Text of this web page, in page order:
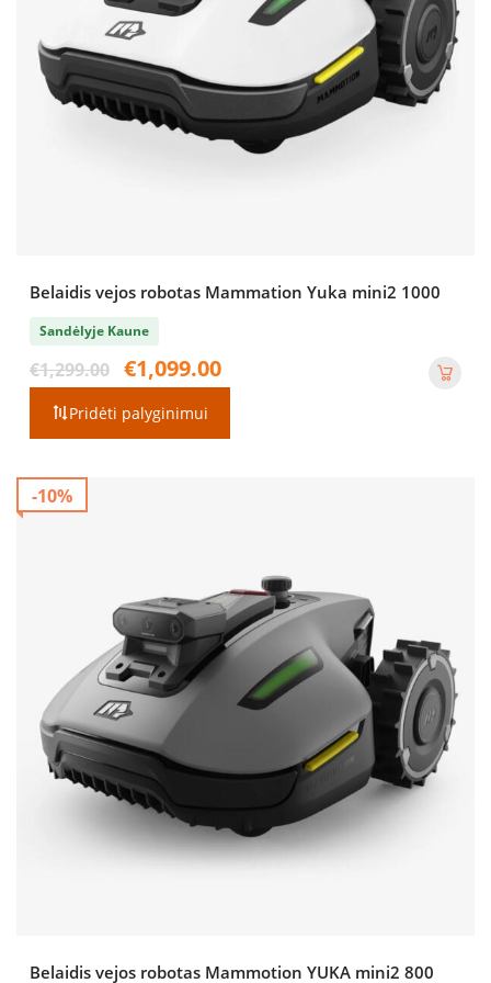
Belaidis vejos robotas Mammation Yuka mini2 1000
Sandėlyje Kaune
€1,299.00
Original
price
was:
€1,299.00.
€1,099.00
Pridėti palyginimui
-10%
Belaidis vejos robotas Mammotion YUKA mini2 800